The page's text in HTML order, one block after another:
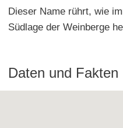
Dieser Name rührt, wie
Südlage der Weinberge
Daten und Fakten